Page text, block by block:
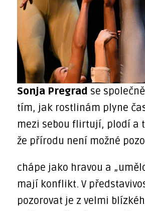
Sonja Pregrad se
tím, jak rostlinám plyne
mezi sebou flirtují, plodí a
že přírodu není možné
chápe jako hravou a
mají konflikt. V
pozorovat je z velmi